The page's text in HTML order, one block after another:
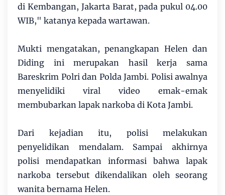
di Kembangan, Jakarta Barat, pada pukul 04.00
WIB," katanya kepada wartawan.
Mukti mengatakan, penangkapan Helen dan
Diding ini merupakan hasil kerja sama
Bareskrim Polri dan Polda Jambi. Polisi awalnya
menyelidiki viral video emak-emak
membubarkan lapak narkoba di Kota Jambi.
Dari kejadian itu, polisi melakukan
penyelidikan mendalam. Sampai akhirnya
polisi mendapatkan informasi bahwa lapak
narkoba tersebut dikendalikan oleh seorang
wanita bernama Helen.